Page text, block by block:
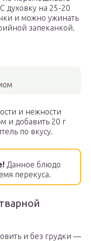
духовку на 25-20
и можно ужинать
запеканкой.
и нежности
и добавить 20 г
по вкусу.
Данное блюдо
перекуса.
и без грудки —